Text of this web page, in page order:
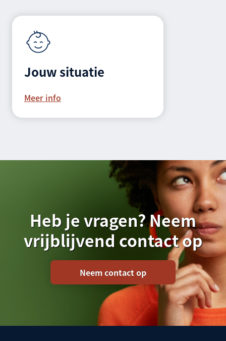
Jouw situatie
Meer info
Heb je vragen? Neem
vrijblijvend contact op
Neem contact op